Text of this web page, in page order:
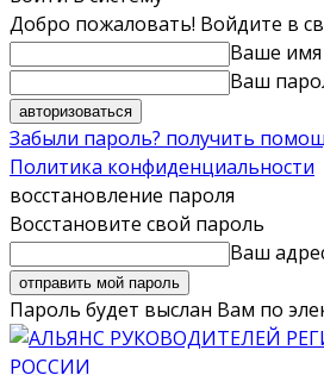
Добро пожаловать! Войдите в
Ваше имя
Ваш
Забыли пароль? получить
Политика конфиденциальности
восстановление пароля
Восстановите свой пароль
Ваш
Пароль будет выслан Вам по